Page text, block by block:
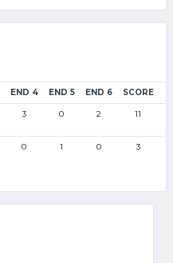
END 4 END 5 END 6 SCORE
3 0 2 11
0 1 0 3